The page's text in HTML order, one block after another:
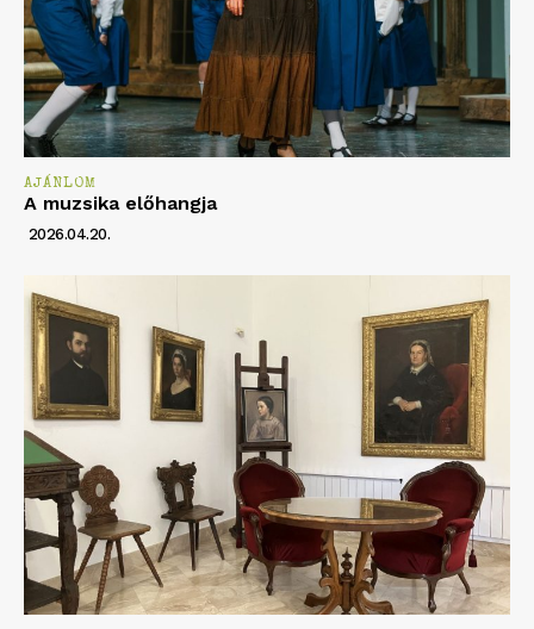
AJÁNLOM
A muzsika előhangja
2026.04.20.